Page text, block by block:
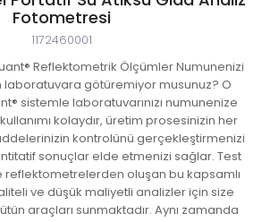
Fotometresi
1172460001
Reflektometrik Ölçümler Numunenizi
laboratuvara götüremiyor musunuz? O
sistemle laboratuvarınızı numunenize
kolaydır, üretim prosesinizin her
kontrolünü gerçekleştirmenizi
sonuçlar elde etmenizi sağlar. Test
reflektometrelerden oluşan bu kapsamlı
ve düşük maliyetli analizler için size
araçları sunmaktadır. Aynı zamanda